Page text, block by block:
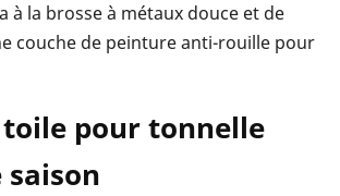
à la brosse à métaux douce et de
couche de peinture anti-rouille pour
pour tonnelle
saison